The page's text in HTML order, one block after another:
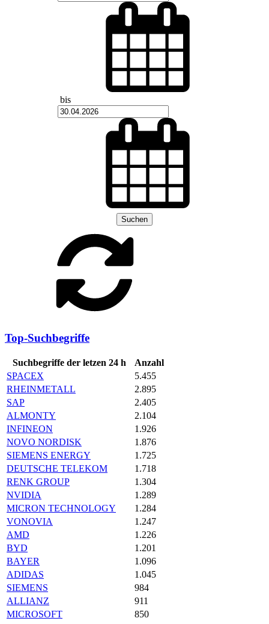
bis
Suchen
Top-Suchbegriffe
Suchbegriffe der letzen 24 h
Anzahl
SPACEX
5.455
RHEINMETALL
2.895
SAP
2.405
ALMONTY
2.104
INFINEON
1.926
NOVO NORDISK
1.876
SIEMENS ENERGY
1.725
DEUTSCHE TELEKOM
1.718
RENK GROUP
1.304
NVIDIA
1.289
MICRON TECHNOLOGY
1.284
VONOVIA
1.247
AMD
1.226
BYD
1.201
BAYER
1.096
ADIDAS
1.045
SIEMENS
984
ALLIANZ
911
MICROSOFT
850